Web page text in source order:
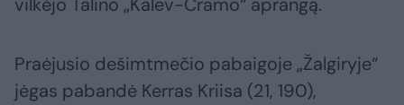
vilkėjo Talino „Kalev-Cramo“ aprangą.
Praėjusio dešimtmečio pabaigoje „Žalgiryje“
jėgas pabandė Kerras Kriisa (21, 190),